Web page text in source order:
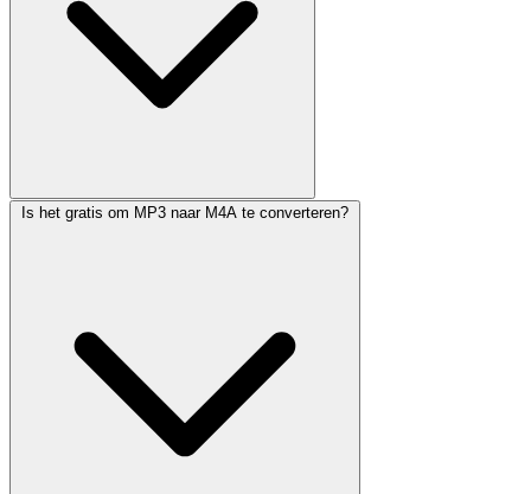
Is het gratis om MP3 naar M4A te converteren?